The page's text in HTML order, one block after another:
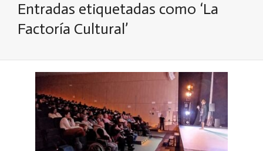
Entradas etiquetadas como ‘La
Factoría Cultural’